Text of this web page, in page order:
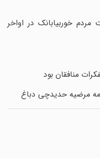
خوربیابانک در اواخر
منافقان بود
مرضیه حدیدچی دباغ